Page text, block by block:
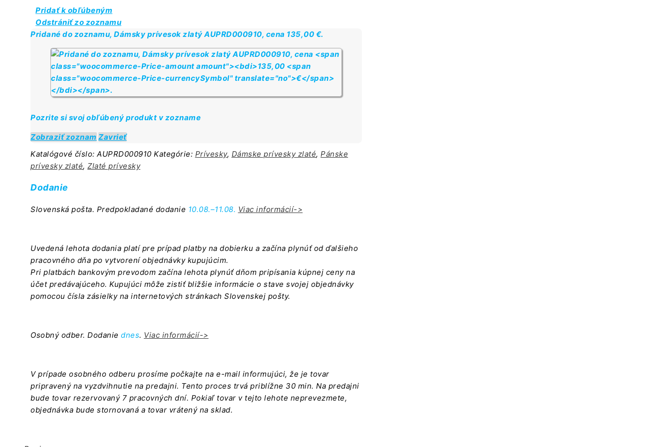
prívesok
zlatý
AUPRD000910
Pridať k obľúbeným
Odstrániť zo zoznamu
Pridané do zoznamu, Dámsky prívesok zlatý AUPRD000910, cena 135,00 €.
Pozrite si svoj obľúbený produkt v zozname
Zobraziť zoznam Zavrieť
Katalógové číslo:AUPRD000910 Kategórie: Prívesky, Dámske prívesky zlaté,Pánske
prívesky zlaté,Zlaté prívesky
Dodanie
Slovenská pošta. Predpokladané dodanie 10.08.–11.08. Viac informácií->
Uvedená lehota dodania platí pre prípad platby na dobierku a začína plynúť od ďalšieho
pracovného dňa po vytvorení objednávky kupujúcim.
Pri platbách bankovým prevodom začína lehota plynúť dňom pripísania kúpnej ceny na
účet predávajúceho. Kupujúci môže zistiť bližšie informácie o stave svojej objednávky
pomocou čísla zásielky na internetových stránkach Slovenskej pošty.
Osobný odber. Dodaniednes. Viac informácií->
V prípade osobného odberu prosíme počkajte na e-mail informujúci, že je tovar
pripravený na vyzdvihnutie na predajni. Tento proces trvá priblížne 30 min. Na predajni
bude tovar rezervovaný 7 pracovných dní. Pokiaľ tovar v tejto lehote neprevezmete,
objednávka bude stornovaná a tovar vrátený na sklad.